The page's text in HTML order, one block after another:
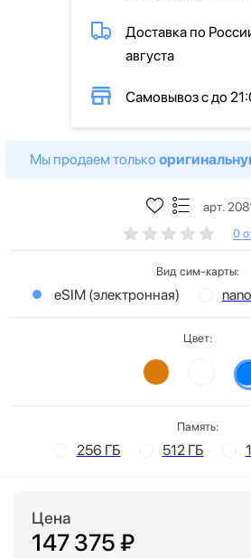
Доставка по
августа
Самовывоз с до
Мы продаем только
арт.
0
Вид сим-карты:
eSIM (электронная)
Цвет:
Память:
256 ГБ 512 ГБ
Цена
147 375 ₽